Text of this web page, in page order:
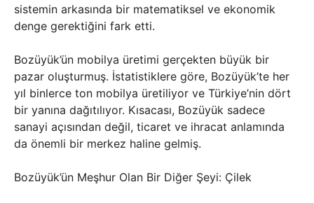
sistemin arkasında bir matematiksel ve ekonomik
denge gerektiğini fark etti.
Bozüyük’ün mobilya üretimi gerçekten büyük bir
pazar oluşturmuş. İstatistiklere göre, Bozüyük’te her
yıl binlerce ton mobilya üretiliyor ve Türkiye’nin dört
bir yanına dağıtılıyor. Kısacası, Bozüyük sadece
sanayi açısından değil, ticaret ve ihracat anlamında
da önemli bir merkez haline gelmiş.
Bozüyük’ün Meşhur Olan Bir Diğer Şeyi: Çilek